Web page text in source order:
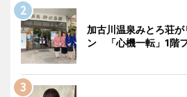
加古川温泉みとろ荘
ン 「心機一転」1階